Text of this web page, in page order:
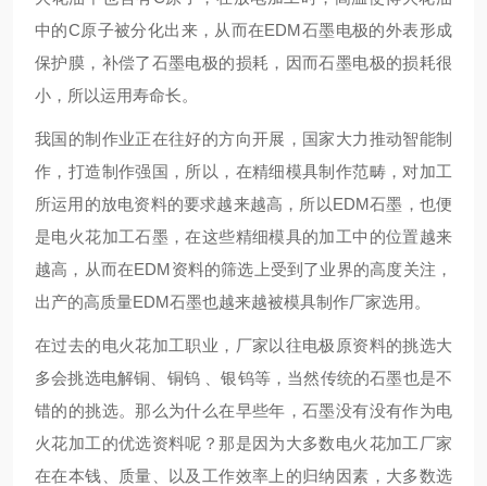
中的C原子被分化出来，从而在EDM石墨电极的外表形成
保护膜，补偿了石墨电极的损耗，因而石墨电极的损耗很
小，所以运用寿命长。
我国的制作业正在往好的方向开展，国家大力推动智能制
作，打造制作强国，所以，在精细模具制作范畴，对加工
所运用的放电资料的要求越来越高，所以EDM石墨，也便
是电火花加工石墨，在这些精细模具的加工中的位置越来
越高，从而在EDM资料的筛选上受到了业界的高度关注，
出产的高质量EDM石墨也越来越被模具制作厂家选用。
在过去的电火花加工职业，厂家以往电极原资料的挑选大
多会挑选电解铜、铜钨 、银钨等，当然传统的石墨也是不
错的的挑选。那么为什么在早些年，石墨没有没有作为电
火花加工的优选资料呢？那是因为大多数电火花加工厂家
在在本钱、质量、以及工作效率上的归纳因素，大多数选